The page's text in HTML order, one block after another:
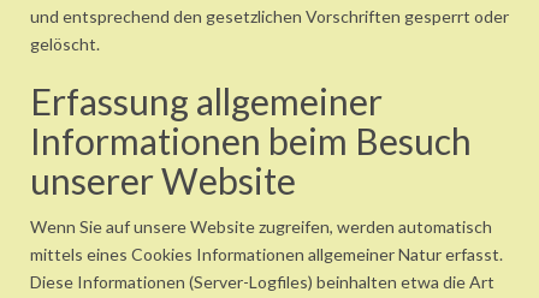
und entsprechend den gesetzlichen Vorschriften gesperrt oder
gelöscht.
Erfassung allgemeiner
Informationen beim Besuch
unserer Website
Wenn Sie auf unsere Website zugreifen, werden automatisch
mittels eines Cookies Informationen allgemeiner Natur erfasst.
Diese Informationen (Server-Logfiles) beinhalten etwa die Art